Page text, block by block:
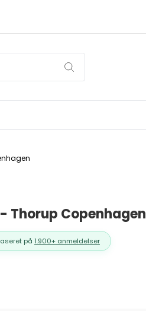
Thorup Copenhagen
på 1.900+ anmeldelser